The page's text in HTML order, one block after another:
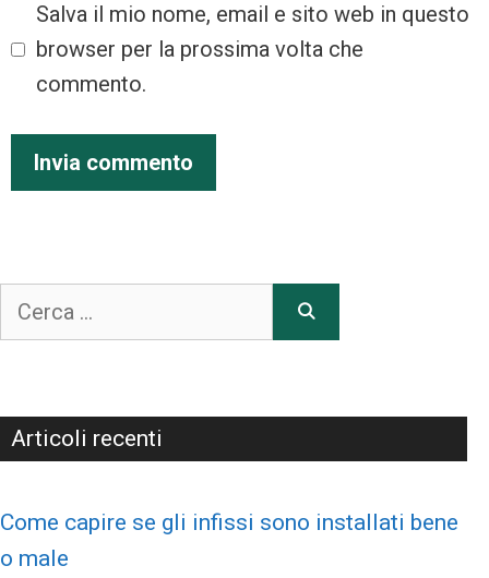
Salva il mio nome, email e sito web in questo
browser per la prossima volta che
commento.
Articoli recenti
Come capire se gli infissi sono installati bene
o male